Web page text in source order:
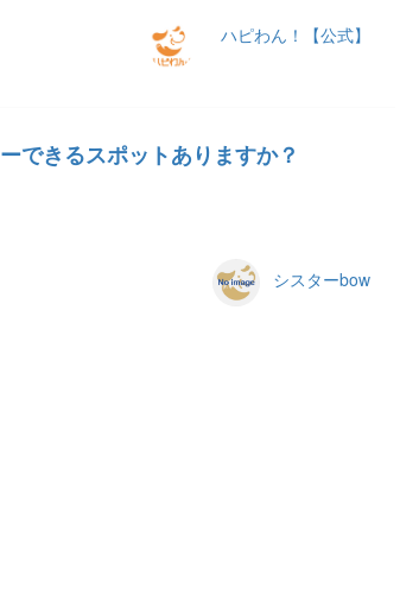
ハピわん！【公式】
できるスポットありますか？
シスターbow